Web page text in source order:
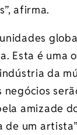
afirma.
Esta é uma
da
negócios
amizade
de um